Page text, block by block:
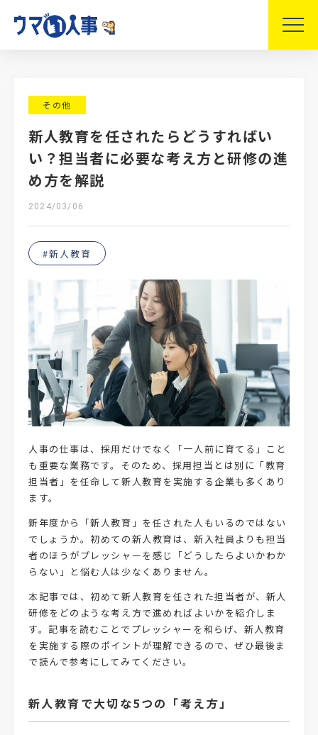
その他
新人教育を任されたらどうすればい
い？担当者に必要な考え方と研修の進
め方を解説
2024/03/06
#新人教育
人事の仕事は、採用だけでなく「一人前に育てる」こと
も重要な業務です。そのため、採用担当とは別に「教育
担当者」を任命して新人教育を実施する企業も多くあり
ます。
新年度から「新人教育」を任された人もいるのではない
でしょうか。初めての新人教育は、新入社員よりも担当
者のほうがプレッシャーを感じ「どうしたらよいかわか
らない」と悩む人は少なくありません。
本記事では、初めて新人教育を任された担当者が、新人
研修をどのような考え方で進めればよいかを紹介しま
す。記事を読むことでプレッシャーを和らげ、新人教育
を実施する際のポイントが理解できるので、ぜひ最後ま
で読んで参考にしてみてください。
新人教育で大切な5つの「考え方」